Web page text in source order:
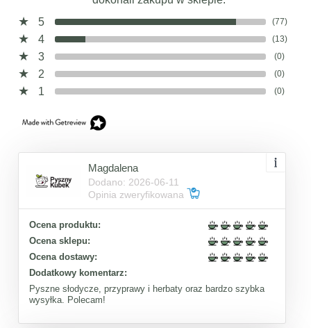
5
(77)
4 (13)
3 (0)
2 (0)
1 (0)
Magdalena
Dodano: 2026-06-11
Opinia zweryfikowana
Ocena produktu:
Ocena sklepu:
Ocena dostawy:
Dodatkowy komentarz:
Pyszne słodycze, przyprawy i herbaty oraz bardzo szybka
wysyłka. Polecam!